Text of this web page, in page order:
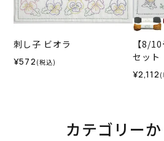
刺し子 ビオラ
¥572 (税込)
【8/
セット
¥2,112 (
カテゴリー